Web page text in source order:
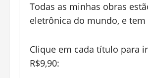
Todas as minhas obras
eletrônica do mundo, e
Clique em cada título para
R$9,90: